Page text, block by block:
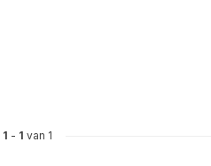
1 - 1 van 1